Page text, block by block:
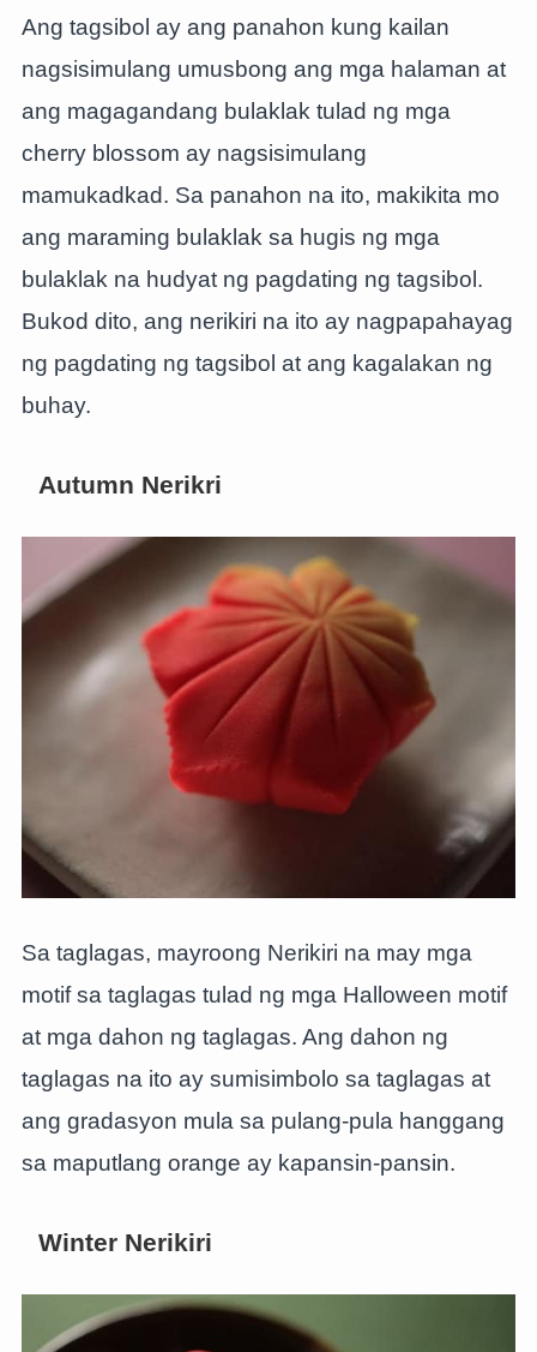
Ang tagsibol ay ang panahon kung kailan
nagsisimulang umusbong ang mga halaman at
ang magagandang bulaklak tulad ng mga
cherry blossom ay nagsisimulang
mamukadkad. Sa panahon na ito, makikita mo
ang maraming bulaklak sa hugis ng mga
bulaklak na hudyat ng pagdating ng tagsibol.
Bukod dito, ang nerikiri na ito ay nagpapahayag
ng pagdating ng tagsibol at ang kagalakan ng
buhay.
Autumn Nerikri
Sa taglagas, mayroong Nerikiri na may mga
motif sa taglagas tulad ng mga Halloween motif
at mga dahon ng taglagas. Ang dahon ng
taglagas na ito ay sumisimbolo sa taglagas at
ang gradasyon mula sa pulang-pula hanggang
sa maputlang orange ay kapansin-pansin.
Winter Nerikiri